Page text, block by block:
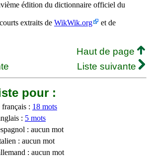
édition du dictionnaire officiel du
extraits de WikWik.org
et de
Haut de page
Liste suivante
pour :
: 18 mots
: 5 mots
: aucun mot
: aucun mot
: aucun mot